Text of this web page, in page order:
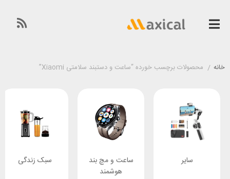
خانه / محصولات برچسب خورده “ساعت و دستبند سلامتی Xiaomi”
سایر
ساعت و مچ بند
هوشمند
سبک زندگی